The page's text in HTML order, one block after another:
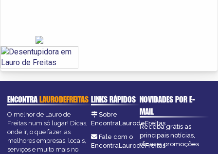
ENCONTRALAURODEFREITAS
O melhor de Lauro de
Freitas num só lugar! Dicas,
onde ir, o que fazer, as
melhores empresas, locais,
serviços e muito mais no
LINKS RÁPIDOS
Sobre
EncontraLaurodeFreitas
Fale com o
EncontraLaurodeFreitas
NOVIDADES POR E-
MAIL
Receba grátis as
principais notícias,
dicas e promoções